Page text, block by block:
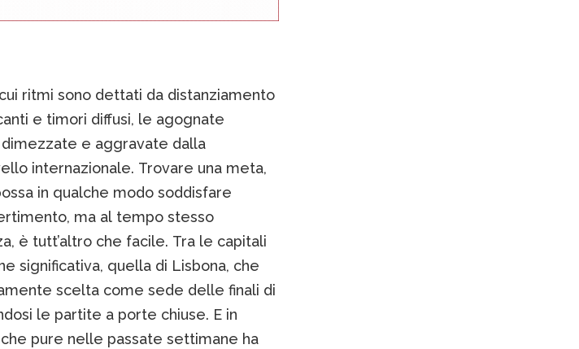
ritmi sono dettati da distanziamento
e timori diffusi, le agognate
e aggravate dalla
internazionale. Trovare una meta,
in qualche modo soddisfare
ma al tempo stesso
è tutt’altro che facile. Tra le capitali
significativa, quella di Lisbona, che
scelta come sede delle finali di
le partite a porte chiuse. E in
pure nelle passate settimane ha